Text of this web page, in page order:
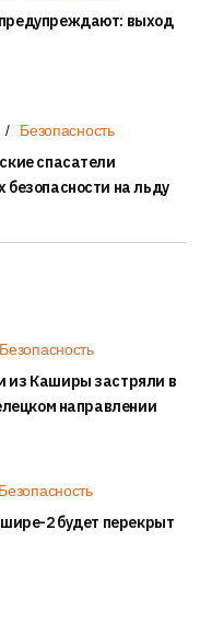
выход
Безопасность
спасатели
на льду
Безопасность
из Каширы застряли в
направлении
Безопасность
2 будет перекрыт